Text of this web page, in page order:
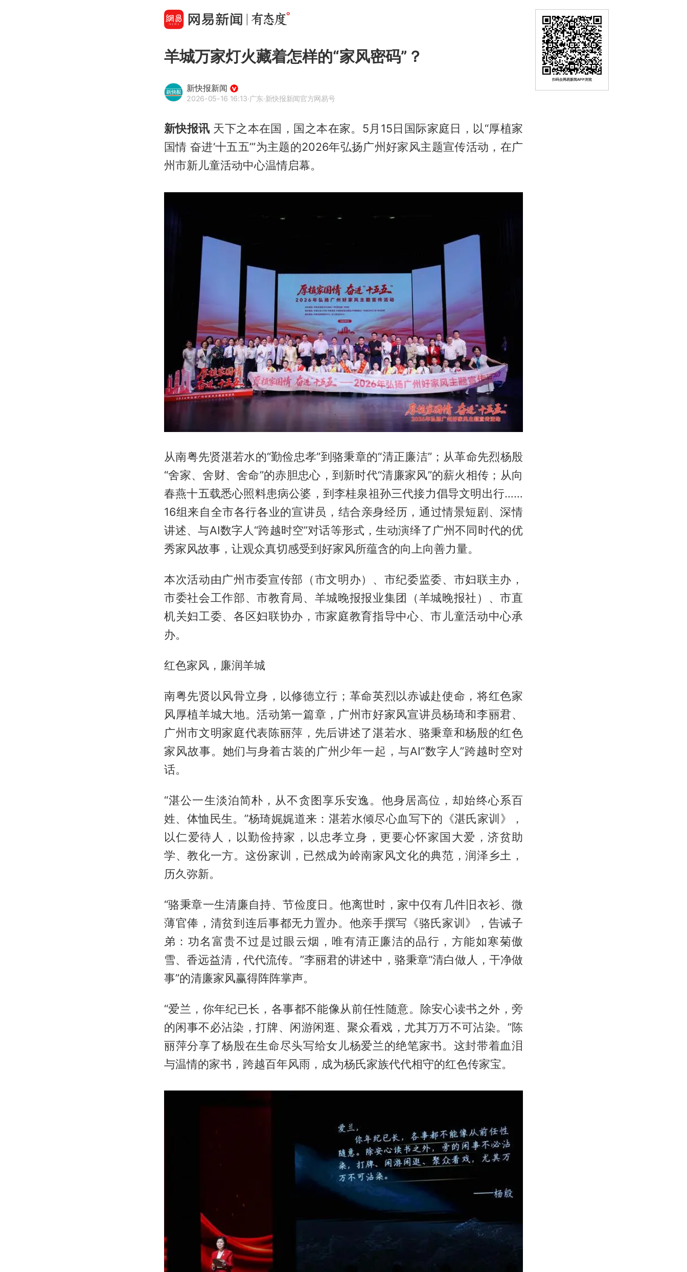
羊城万家灯火藏着怎样的“家风密码”？
新快报新闻
2026-05-16 16:13·广东·新快报新闻官方网易号
新快报讯 天下之本在国，国之本在家。5月15日国际家庭日，以“厚植家
国情 奋进‘十五五’”为主题的2026年弘扬广州好家风主题宣传活动，在广
州市新儿童活动中心温情启幕。
从南粤先贤湛若水的“勤俭忠孝”到骆秉章的“清正廉洁”；从革命先烈杨殷
“舍家、舍财、舍命”的赤胆忠心，到新时代“清廉家风”的薪火相传；从向
春燕十五载悉心照料患病公婆，到李桂泉祖孙三代接力倡导文明出行……
16组来自全市各行各业的宣讲员，结合亲身经历，通过情景短剧、深情
讲述、与AI数字人“跨越时空”对话等形式，生动演绎了广州不同时代的优
秀家风故事，让观众真切感受到好家风所蕴含的向上向善力量。
本次活动由广州市委宣传部（市文明办）、市纪委监委、市妇联主办，
市委社会工作部、市教育局、羊城晚报报业集团（羊城晚报社）、市直
机关妇工委、各区妇联协办，市家庭教育指导中心、市儿童活动中心承
办。
红色家风，廉润羊城
南粤先贤以风骨立身，以修德立行；革命英烈以赤诚赴使命，将红色家
风厚植羊城大地。活动第一篇章，广州市好家风宣讲员杨琦和李丽君、
广州市文明家庭代表陈丽萍，先后讲述了湛若水、骆秉章和杨殷的红色
家风故事。她们与身着古装的广州少年一起，与AI“数字人”跨越时空对
话。
“湛公一生淡泊简朴，从不贪图享乐安逸。他身居高位，却始终心系百
姓、体恤民生。”杨琦娓娓道来：湛若水倾尽心血写下的《湛氏家训》，
以仁爱待人，以勤俭持家，以忠孝立身，更要心怀家国大爱，济贫助
学、教化一方。这份家训，已然成为岭南家风文化的典范，润泽乡土，
历久弥新。
“骆秉章一生清廉自持、节俭度日。他离世时，家中仅有几件旧衣衫、微
薄官俸，清贫到连后事都无力置办。他亲手撰写《骆氏家训》，告诫子
弟：功名富贵不过是过眼云烟，唯有清正廉洁的品行，方能如寒菊傲
雪、香远益清，代代流传。”李丽君的讲述中，骆秉章“清白做人，干净做
事”的清廉家风赢得阵阵掌声。
“爱兰，你年纪已长，各事都不能像从前任性随意。除安心读书之外，旁
的闲事不必沾染，打牌、闲游闲逛、聚众看戏，尤其万万不可沾染。”陈
丽萍分享了杨殷在生命尽头写给女儿杨爱兰的绝笔家书。这封带着血泪
与温情的家书，跨越百年风雨，成为杨氏家族代代相守的红色传家宝。
扫码去网易新闻APP浏览